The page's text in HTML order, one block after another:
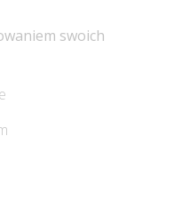
swoich